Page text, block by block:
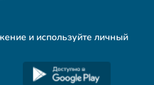
и используйте личный